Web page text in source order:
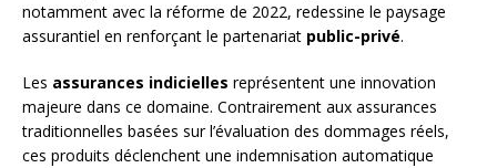
notamment avec la réforme de 2022, redessine le paysage
assurantiel en renforçant le partenariat public-privé.
Les assurances indicielles représentent une innovation
majeure dans ce domaine. Contrairement aux assurances
traditionnelles basées sur l’évaluation des dommages réels,
ces produits déclenchent une indemnisation automatique